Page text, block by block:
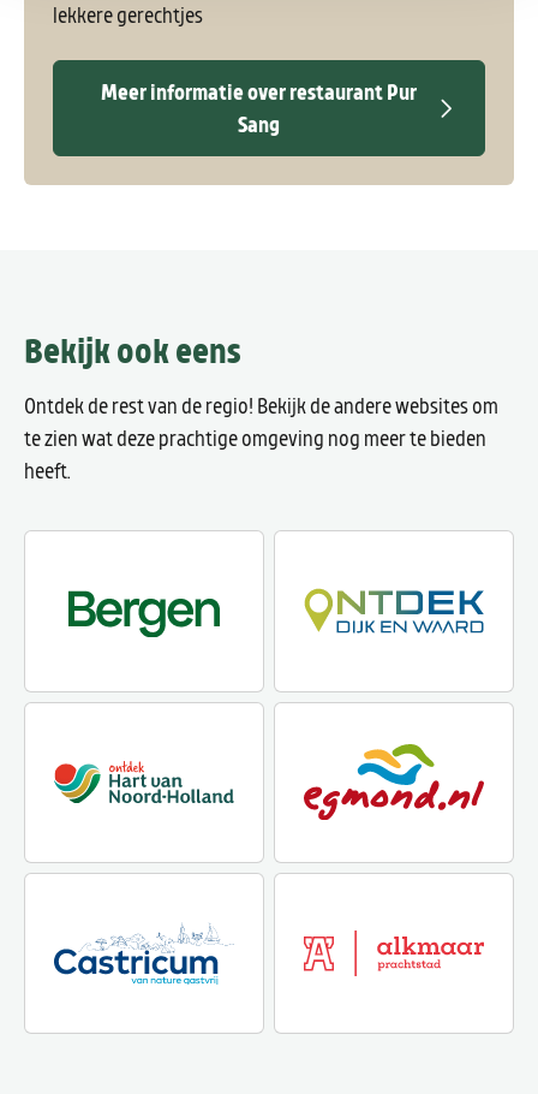
lekkere gerechtjes
Meer informatie over restaurant Pur
Sang
Bekijk ook eens
Ontdek de rest van de regio! Bekijk de andere websites om
te zien wat deze prachtige omgeving nog meer te bieden
heeft.